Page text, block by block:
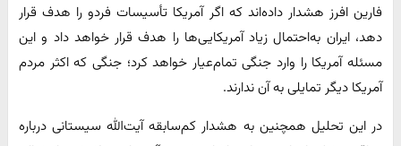
فارین افرز هشدار داده‌اند که اگر آمریکا تأسیسات فردو را هدف قرار
دهد، ایران به‌احتمال زیاد آمریکایی‌ها را هدف قرار خواهد داد و این
مسئله آمریکا را وارد جنگی تمام‌عیار خواهد کرد؛ جنگی که اکثر مردم
آمریکا دیگر تمایلی به آن ندارند.
در این تحلیل همچنین به هشدار کم‌سابقه آیت‌الله سیستانی درباره